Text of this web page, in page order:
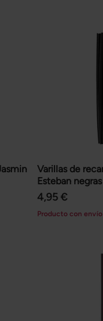
Varillas de
Esteban negras
4,95 €
Producto con